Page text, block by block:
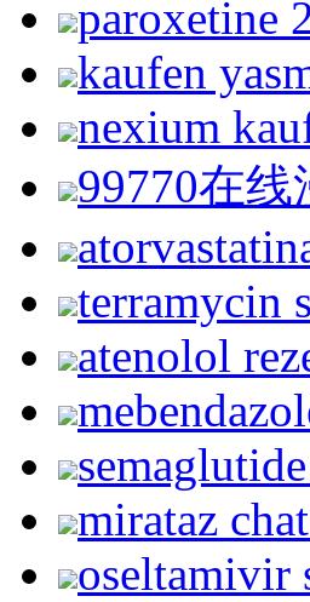
paroxetine
kaufen
nexium
99770在
terramycin
atenolol
mirataz
oseltamivir